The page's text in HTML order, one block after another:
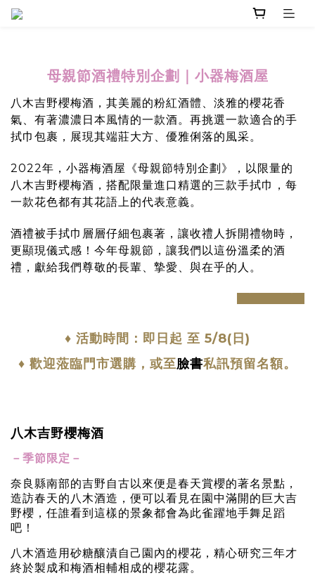
母親節酒禮特別企劃 小器梅酒屋
八木吉野櫻梅酒，其美麗的粉紅酒體、淡雅的櫻花香
氣、有著濃濃日本風情的一款酒。再挑選一款適合的手
拭巾包裹，展現其端莊大方、優雅俐落的風采。
2022年，小器梅酒屋《母親節特別企劃》，以限量的
八木吉野櫻梅酒，搭配限量進口精選的三款手拭巾，每
一款花色都有其花語上的代表意義。
酒禮被手拭巾層層仔細包裹著，讓收禮人拆開禮物時，
更顯現儀式感！今年母親節，讓我們以這份溫柔的酒
禮，獻給我們尊敬的長輩、摯愛、與在乎的人。
♦ 活動時間：即日起 至 5/8(日)
♦ 歡迎蒞臨門市選購，或至臉書私訊預留名額。
八木吉野櫻梅酒
－季節限定－
奈良縣南部的吉野自古以來便是春天賞櫻的著名景點，
造訪春天的八木酒造，便可以看見在園中滿開的巨大吉
野櫻，任誰看到這樣的景象都會為此雀躍地手舞足蹈
吧！
八木酒造用砂糖釀漬自己園內的櫻花，精心研究三年才
終於製成和梅酒相輔相成的櫻花露。